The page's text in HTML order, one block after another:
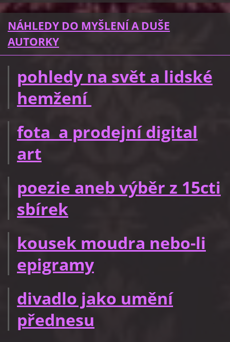
NÁHLEDY DO MYŠLENÍ A DUŠE
AUTORKY
pohledy na svět a lidské
hemžení
fota a prodejní digital
art
poezie aneb výběr z 15cti
sbírek
kousek moudra nebo-li
epigramy
divadlo jako umění
přednesu